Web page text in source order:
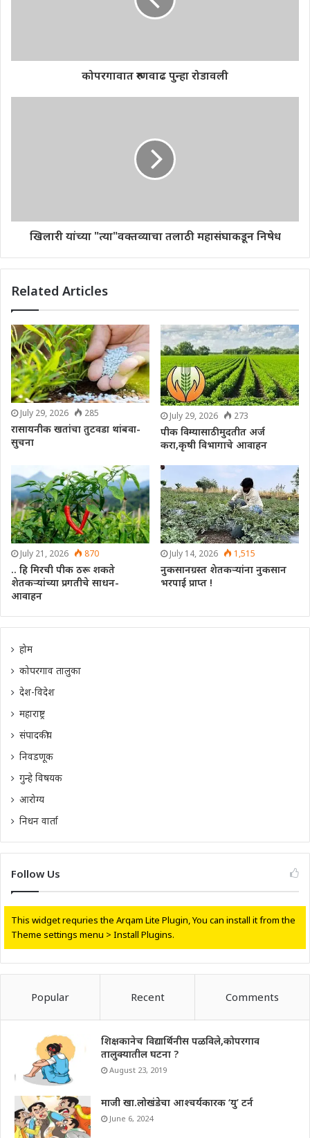
कोपरगावात रुग्णवाढ पुन्हा रोडावली
खिलारी यांच्या "त्या"वक्तव्याचा तलाठी महासंघाकडून निषेध
Related Articles
July 29, 2026 285
रासायनीक खतांचा तुटवडा थांबवा-
सुचना
July 29, 2026 273
पीक विम्यासाठी मुदतीत अर्ज
करा,कृषी विभागाचे आवाहन
July 21, 2026 870
.. हि मिरची पीक ठरू शकते
शेतकऱ्यांच्या प्रगतीचे साधन-
आवाहन
July 14, 2026 1,515
नुकसानग्रस्त शेतकऱ्यांना नुकसान
भरपाई प्राप्त !
होम
कोपरगाव तालुका
देश-विदेश
महाराष्ट्र
संपादकीय
निवडणूक
गुन्हे विषयक
आरोग्य
निधन वार्ता
Follow Us
This widget requries the Arqam Lite Plugin, You can install it from the
Theme settings menu > Install Plugins.
Popular Recent Comments
शिक्षकानेच विद्यार्थिनीस पळविले,कोपरगाव
तालुक्यातील घटना ?
August 23, 2019
माजी खा.लोखंडेचा आश्चर्यकारक ‘यु’ टर्न
June 6, 2024